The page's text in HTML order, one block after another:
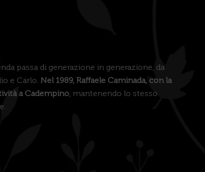
passa di generazione in generazione, da
e Carlo. Nel 1989, Raffaele Caminada, con la
a Cadempino , mantenendo lo stesso